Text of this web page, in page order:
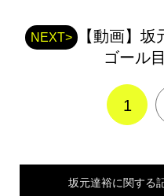
事
NEXT>
【動画】
ゴール
1
坂元達裕に関する